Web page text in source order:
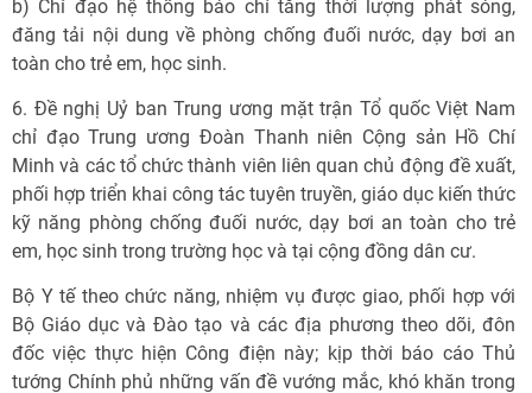
b) Chỉ đạo hệ thống báo chí tăng thời lượng phát sóng,
đăng tải nội dung về phòng chống đuối nước, dạy bơi an
toàn cho trẻ em, học sinh.
6. Đề nghị Uỷ ban Trung ương mặt trận Tổ quốc Việt Nam
chỉ đạo Trung ương Đoàn Thanh niên Cộng sản Hồ Chí
Minh và các tổ chức thành viên liên quan chủ động đề xuất,
phối hợp triển khai công tác tuyên truyền, giáo dục kiến thức
kỹ năng phòng chống đuối nước, dạy bơi an toàn cho trẻ
em, học sinh trong trường học và tại cộng đồng dân cư.
Bộ Y tế theo chức năng, nhiệm vụ được giao, phối hợp với
Bộ Giáo dục và Đào tạo và các địa phương theo dõi, đôn
đốc việc thực hiện Công điện này; kịp thời báo cáo Thủ
tướng Chính phủ những vấn đề vướng mắc, khó khăn trong